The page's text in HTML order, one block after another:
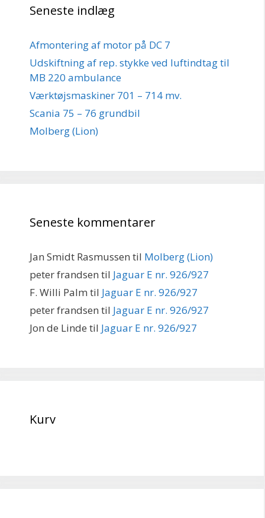
Seneste indlæg
Afmontering af motor på DC 7
Udskiftning af rep. stykke ved luftindtag til
MB 220 ambulance
Værktøjsmaskiner 701 – 714 mv.
Scania 75 – 76 grundbil
Molberg (Lion)
Seneste kommentarer
Jan Smidt Rasmussen til Molberg (Lion)
peter frandsen til Jaguar E nr. 926/927
F. Willi Palm til Jaguar E nr. 926/927
peter frandsen til Jaguar E nr. 926/927
Jon de Linde til Jaguar E nr. 926/927
Kurv